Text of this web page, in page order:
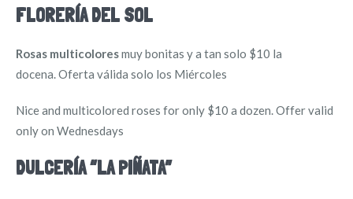
FLORERÍA DEL SOL
Rosas multicoloresmuy bonitas y a tan solo $10 la
docena. Oferta válida solo los Miércoles
Nice and multicolored roses for only $10 a dozen. Offer valid
only on Wednesdays
DULCERÍA “LA PIÑATA”